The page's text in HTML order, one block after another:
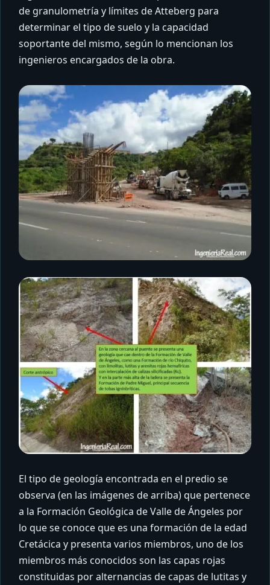
de granulometría y límites de Atteberg para
determinar el tipo de suelo y la capacidad
soportante del mismo, según lo mencionan los
ingenieros encargados de la obra.
El tipo de geología encontrada en el predio se
observa (en las imágenes de arriba) que pertenece
a la Formación Geológica de Valle de Ángeles por
lo que se conoce que es una formación de la edad
Cretácica y presenta varios miembros, uno de los
miembros más conocidos son las capas rojas
constituidas por alternancias de capas de lutitas y